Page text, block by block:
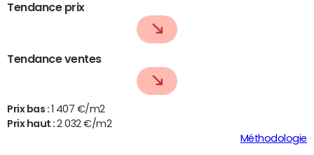
Tendance prix
Tendance ventes
Prix bas : 1 407 €/m2
Prix haut :2 032 €/m2
Méthodologie